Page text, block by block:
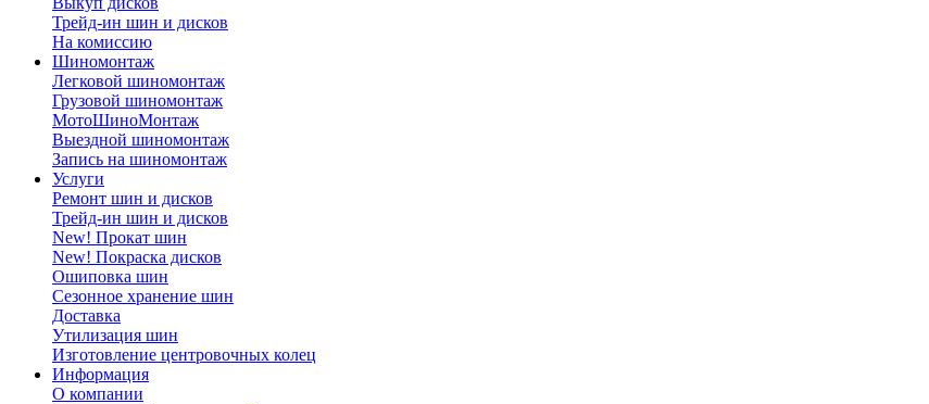
Трейд-ин шин и дисков
На комиссию
Шиномонтаж
Легковой шиномонтаж
Грузовой шиномонтаж
МотоШиноМонтаж
Выездной шиномонтаж
Запись на шиномонтаж
Услуги
Ремонт шин и дисков
Трейд-ин шин и дисков
New! Прокат шин
New! Покраска дисков
Ошиповка шин
Сезонное хранение шин
Доставка
Утилизация шин
Изготовление центровочных колец
Информация
О компании